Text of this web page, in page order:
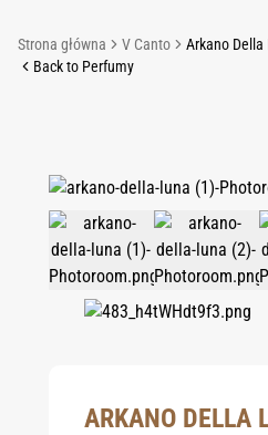
Strona główna V Canto
Arkano Della
Back to Perfumy
ARKANO DELLA